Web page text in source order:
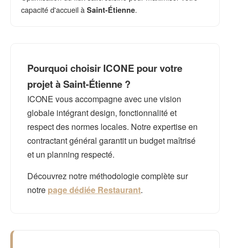
capacité d'accueil à Saint-Étienne.
Pourquoi choisir ICONE pour votre
projet à Saint-Étienne ?
ICONE vous accompagne avec une vision
globale intégrant design, fonctionnalité et
respect des normes locales. Notre expertise en
contractant général garantit un budget maîtrisé
et un planning respecté.
Découvrez notre méthodologie complète sur
notre page dédiée Restaurant.